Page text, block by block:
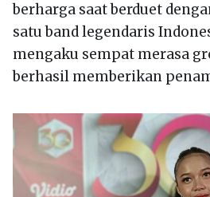
berharga saat berduet
satu band legendaris
mengaku sempat merasa
berhasil memberikan